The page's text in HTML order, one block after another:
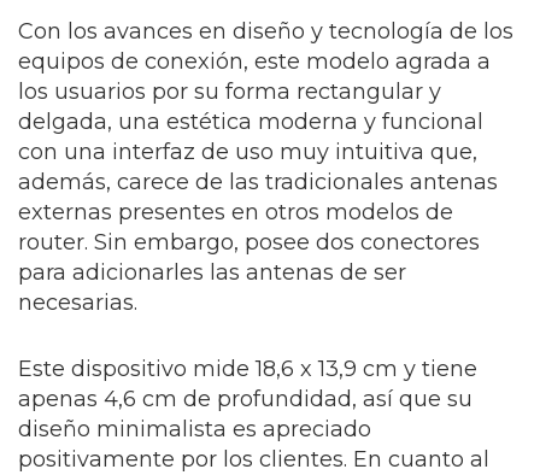
Con los avances en diseño y tecnología de los
equipos de conexión, este modelo agrada a
los usuarios por su forma rectangular y
delgada, una estética moderna y funcional
con una interfaz de uso muy intuitiva que,
además, carece de las tradicionales antenas
externas presentes en otros modelos de
router. Sin embargo, posee dos conectores
para adicionarles las antenas de ser
necesarias.
Este dispositivo mide 18,6 x 13,9 cm y tiene
apenas 4,6 cm de profundidad, así que su
diseño minimalista es apreciado
positivamente por los clientes. En cuanto al